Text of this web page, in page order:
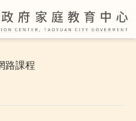
路課程